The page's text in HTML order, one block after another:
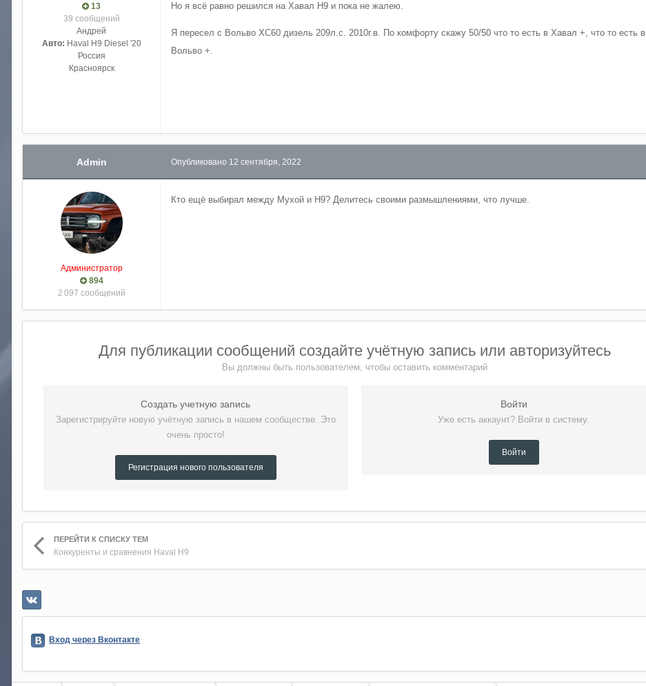
13
39 сообщений
Андрей
Авто: Haval H9 Diesel '20
Россия
Красноярск
Но я всё равно решился на Хавал H9 и пока не жалею.
Я пересел с Вольво XC60 дизель 209л.с. 2010г.в. По комфорту скажу 50/50 что то есть в Хавал +, что то есть в
Вольво +.
Admin
Администратор
894
2 097 сообщений
Опубликовано 12 сентября, 2022
Кто ещё выбирал между Мухой и Н9? Делитесь своими размышлениями, что лучше.
Для публикации сообщений создайте учётную запись или авторизуйтесь
Вы должны быть пользователем, чтобы оставить комментарий
Создать учетную запись
Зарегистрируйте новую учётную запись в нашем сообществе. Это
очень просто!
Регистрация нового пользователя
Войти
Уже есть аккаунт? Войти в систему.
Войти
ПЕРЕЙТИ К СПИСКУ ТЕМ
Конкуренты и сравнения Haval H9
Вход через Вконтакте